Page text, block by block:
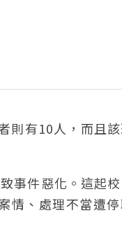
則有10人，而且
事件惡化。這起
情、處理不當遭